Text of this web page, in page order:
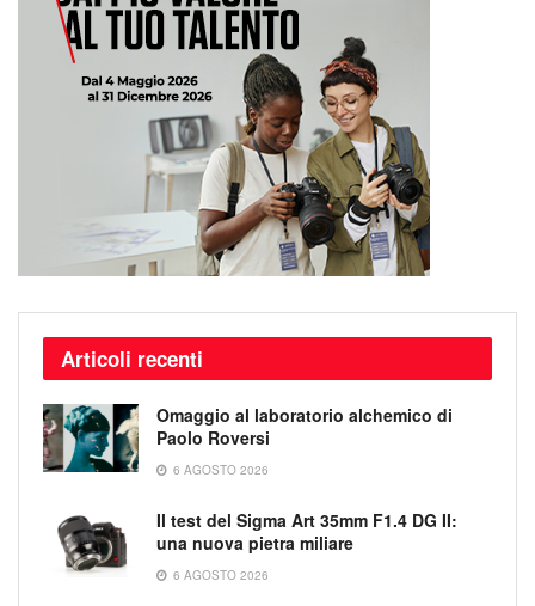
Articoli recenti
Omaggio al laboratorio alchemico di
Paolo Roversi
6 AGOSTO 2026
Il test del Sigma Art 35mm F1.4 DG II:
una nuova pietra miliare
6 AGOSTO 2026